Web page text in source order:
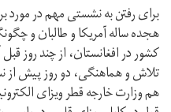
برای رفتن به نشستی مهم در مورد
هجده‌ ساله آمریکا و طالبان و
کشور در افغانستان، از چند روز
تلاش و هماهنگی، دو روز پیش از
هم وزارت خارجه‌ قطر ویزای